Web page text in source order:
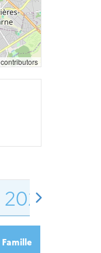
contributors
2023
Famille